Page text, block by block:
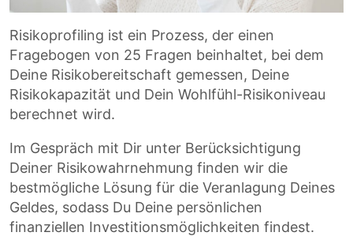
Risikoprofiling ist ein Prozess, der einen
Fragebogen von 25 Fragen beinhaltet, bei dem
Deine Risikobereitschaft gemessen, Deine
Risikokapazität und Dein Wohlfühl-Risikoniveau
berechnet wird.
Im Gespräch mit Dir unter Berücksichtigung
Deiner Risikowahrnehmung finden wir die
bestmögliche Lösung für die Veranlagung Deines
Geldes, sodass Du Deine persönlichen
finanziellen Investitionsmöglichkeiten findest.